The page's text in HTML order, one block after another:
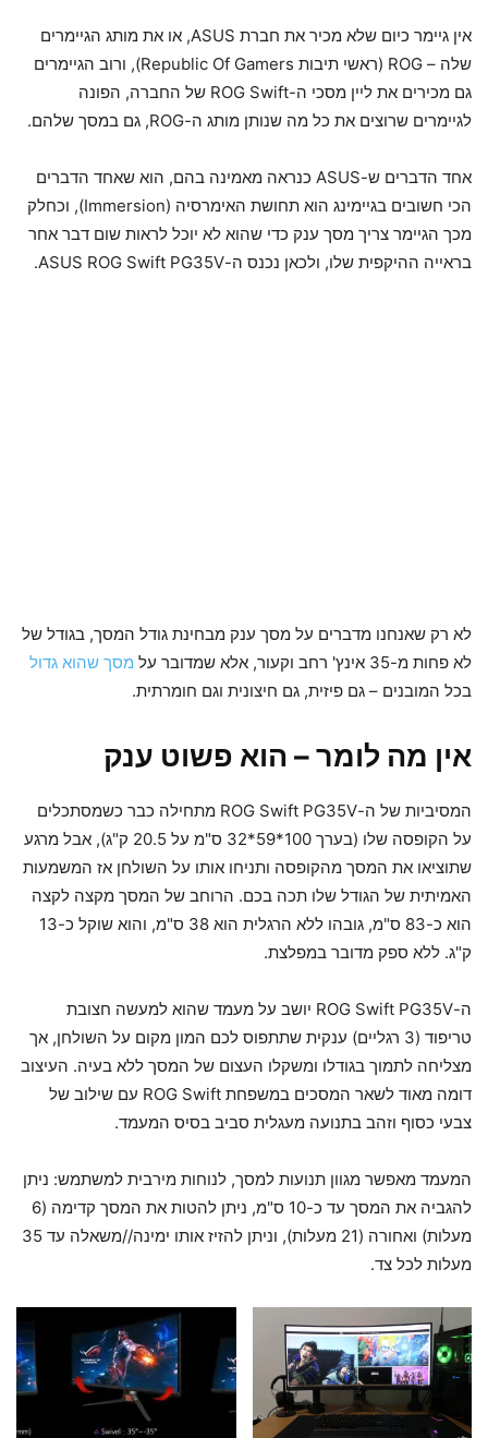
אין גיימר כיום שלא מכיר את חברת ASUS, או את מותג הגיימרים
שלה – ROG (ראשי תיבות Republic Of Gamers), ורוב הגיימרים
גם מכירים את ליין מסכי ה-ROG Swift של החברה, הפונה
לגיימרים שרוצים את כל מה שנותן מותג ה-ROG, גם במסך שלהם.
אחד הדברים ש-ASUS כנראה מאמינה בהם, הוא שאחד הדברים
הכי חשובים בגיימינג הוא תחושת האימרסיה (Immersion), וכחלק
מכך הגיימר צריך מסך ענק כדי שהוא לא יוכל לראות שום דבר אחר
בראייה ההיקפית שלו, ולכאן נכנס ה-ASUS ROG Swift PG35V.
לא רק שאנחנו מדברים על מסך ענק מבחינת גודל המסך, בגודל של
לא פחות מ-35 אינץ' רחב וקעור, אלא שמדובר על
מסך שהוא גדול
בכל המובנים – גם פיזית, גם חיצונית וגם חומרתית.
אין מה לומר – הוא פשוט ענק
המסיביות של ה-ROG Swift PG35V מתחילה כבר כשמסתכלים
על הקופסה שלו (בערך 100*59*32 ס"מ על 20.5 ק"ג), אבל מרגע
שתוציאו את המסך מהקופסה ותניחו אותו על השולחן אז המשמעות
האמיתית של הגודל שלו תכה בכם. הרוחב של המסך מקצה לקצה
הוא כ-83 ס"מ, גובהו ללא הרגלית הוא 38 ס"מ, והוא שוקל כ-13
ק"ג. ללא ספק מדובר במפלצת.
ה-ROG Swift PG35V יושב על מעמד שהוא למעשה חצובת
טריפוד (3 רגליים) ענקית שתתפוס לכם המון מקום על השולחן, אך
מצליחה לתמוך בגודלו ומשקלו העצום של המסך ללא בעיה. העיצוב
דומה מאוד לשאר המסכים במשפחת ROG Swift עם שילוב של
צבעי כסוף וזהב בתנועה מעגלית סביב בסיס המעמד.
המעמד מאפשר מגוון תנועות למסך, לנוחות מירבית למשתמש: ניתן
להגביה את המסך עד כ-10 ס"מ, ניתן להטות את המסך קדימה (6
מעלות) ואחורה (21 מעלות), וניתן להזיז אותו ימינה//משאלה עד 35
מעלות לכל צד.